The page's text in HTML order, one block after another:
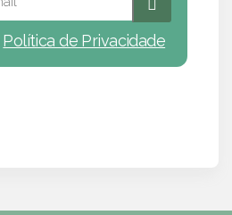
Política de Privacidade